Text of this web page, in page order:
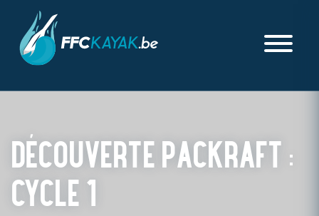
DÉCOUVERTE PACKRAFT :
CYCLE 1